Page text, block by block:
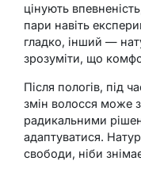
цінують
пари навіть
гладко, інший —
зрозуміти, що
Після пологів, під
змін волосся може
радикальними
адаптуватися.
свободи, ніби